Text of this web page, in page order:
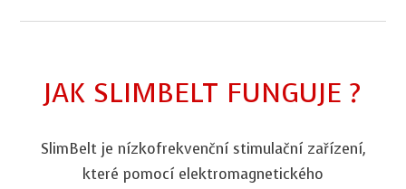
JAK SLIMBELT FUNGUJE ?
SlimBelt je nízkofrekvenční stimulační zařízení,
které pomocí elektromagnetického